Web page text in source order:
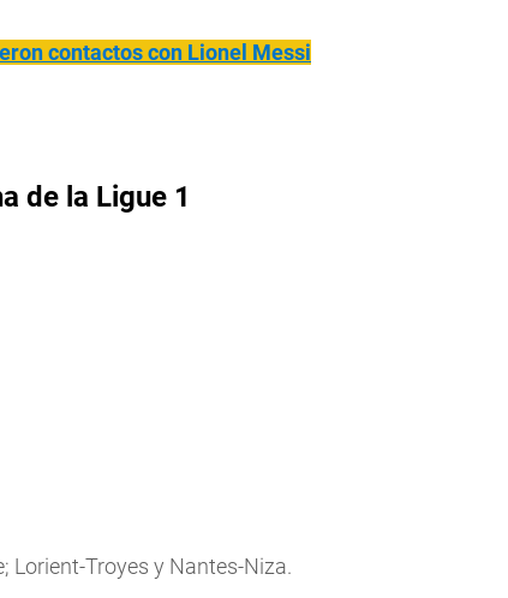
contactos con Lionel Messi
de la Ligue 1
Lorient-Troyes y Nantes-Niza.